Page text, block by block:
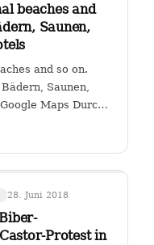
beaches and
Saunen,
and so on.
Saunen,
Maps Durch
28. Juni 2018
Protest in